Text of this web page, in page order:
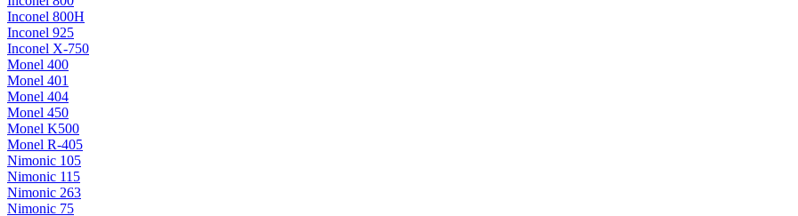
Inconel 800H
Inconel 925
Inconel X-750
Monel 400
Monel 401
Monel 404
Monel 450
Monel K500
Monel R-405
Nimonic 105
Nimonic 115
Nimonic 263
Nimonic 75